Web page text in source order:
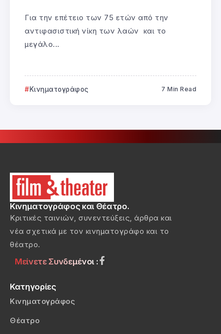
Για την επέτειο των 75 ετών από την
αντιφασιστική νίκη των λαών και το
μεγάλο...
Κινηματογράφος 7 Min Read
Κινηματογράφος και Θέατρο.
Κριτικές ταινιών, συνεντεύξεις, άρθρα και
νέα σχετικά με τον κινηματογράφο και το
θέατρο.
Μείνετε Συνδεμένοι :
Κατηγορίες
Κινηματογράφος
Θέατρο